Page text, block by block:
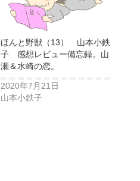
ほんと野獣（13） 山本小鉄
子 感想レビュー備忘録。山
瀬＆水崎の恋。
2020年7月21日
山本小鉄子